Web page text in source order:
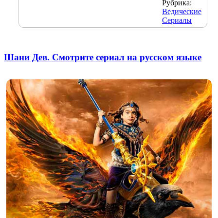
Рубрика:
Ведические
Сериалы
Шани Дев. Смотрите сериал на русском языке